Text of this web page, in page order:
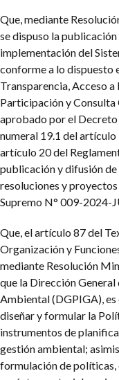
Que, mediante
se dispuso la
implementación del
conforme a lo dispuesto
Transparencia, Acceso
Participación y Consulta
aprobado por el
numeral 19.1 del
artículo 20 del
publicación y difusión
resoluciones y
Supremo N° 009-2024-
Que, el artículo 87 del
Organización y
mediante Resolución
que la Dirección
Ambiental (DGPIGA),
diseñar y formular la
instrumentos de
gestión ambiental;
formulación de políticas,